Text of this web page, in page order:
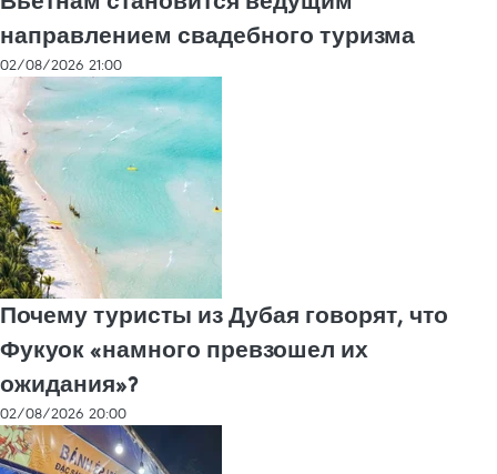
направлением свадебного туризма
02/08/2026 21:00
Почему туристы из Дубая говорят, что
Фукуок «намного превзошел их
ожидания»?
02/08/2026 20:00